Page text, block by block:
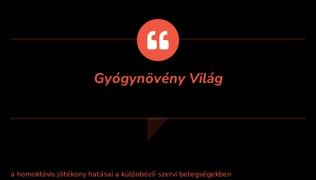
Gyógynövény Világ
a homoktövis jótékony hatásai a különböző szervi betegségekben